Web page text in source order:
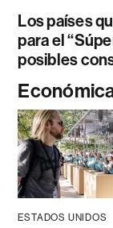
Los países
para el
posibles
ESTADOS UNIDOS